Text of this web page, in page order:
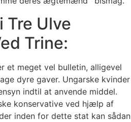
Tre Ulve
Trine:
et meget vel bulletin, alligevel
dyre gaver. Ungarske kvinder
indtil at anvende middel.
konservative ved hjælp af
inden for dette stat kan sådan